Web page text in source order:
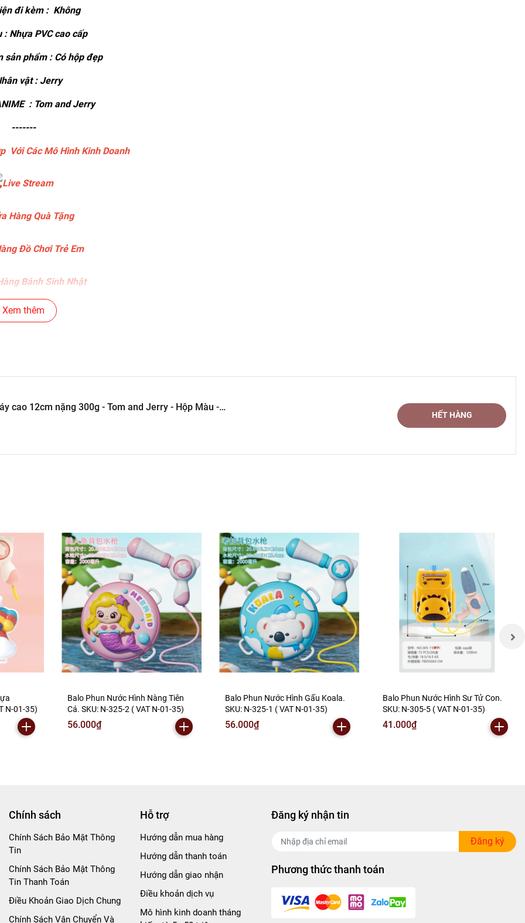
đi kèm : Không
: Nhựa PVC cao cấp
sản phẩm : Có hộp đẹp
vật : Jerry
: Tom and Jerry
-------
Với Các Mô Hình Kinh Doanh
Live Stream
Hàng Quà Tặng
Đồ Chơi Trẻ Em
Bánh Sinh Nhật
Gear , Máy Tính
Siêu Thị , Nhà Sách
Phụ Kiện Điện Thoại
vs 0947.783.771
, Bán Lẻ Mô Hình
các Shop và các Cộng Tác Viên
Xem thêm
cao 12cm nặng 300g - Tom and Jerry - Hộp Màu -
HẾT HÀNG
N-01-35)
Balo Phun Nước Hình Nàng Tiên
Cá. SKU: N-325-2 ( VAT N-01-35)
56.000₫
Balo Phun Nước Hình Gấu Koala.
SKU: N-325-1 ( VAT N-01-35)
56.000₫
Balo Phun Nước Hình Sư Tử Con.
SKU: N-305-5 ( VAT N-01-35)
41.000₫
Chính sách
Chính Sách Bảo Mật Thông
Tin
Chính Sách Bảo Mật Thông
Tin Thanh Toán
Điều Khoản Giao Dịch Chung
Chính Sách Vận Chuyển Và
Hỗ trợ
Hướng dẫn mua hàng
Hướng dẫn thanh toán
Hướng dẫn giao nhận
Điều khoản dịch vụ
Mô hình kinh doanh tháng
Đăng ký nhận tin
Đăng ký
Phương thức thanh toán